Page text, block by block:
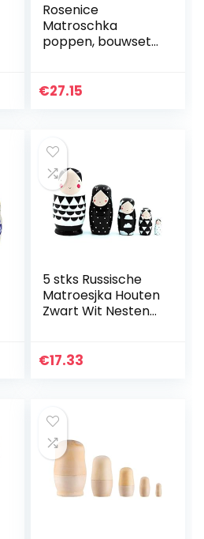
Rosenice
Matroschka
poppen, bouwset
€27.15
5 stks Russische
Matroesjka Houten
Zwart Wit Nesten
Speelgoed Gift
€17.33